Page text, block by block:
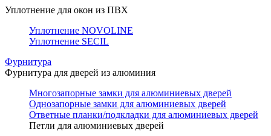
Уплотнение для окон из ПВХ
Уплотнение NOVOLINE
Уплотнение SECIL
Фурнитура
Фурнитура для дверей из алюминия
Многозапорные замки для алюминиевых дверей
Однозапорные замки для алюминиевых дверей
Ответные планки/подкладки для алюминиевых дверей
Петли для алюминиевых дверей